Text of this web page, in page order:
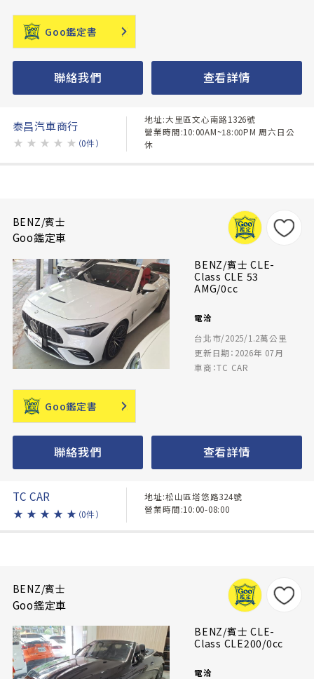
Goo鑑定書
聯絡我們 查看詳情
泰昌汽車商行
★ ★ ★ ★ ★ （0件）
地址:大里區文心南路1326號
營業時間:10:00AM~18:00PM 周六日公
休
BENZ/賓士
Goo鑑定車
BENZ/賓士 CLE-
Class CLE 53
AMG/0cc
電洽
台北市/2025/1.2萬公里
更新日期：2026年 07月
車商：TC CAR
Goo鑑定書
聯絡我們 查看詳情
TC CAR
★ ★ ★ ★ ★ （0件）
地址:松山區塔悠路324號
營業時間:10:00-08:00
BENZ/賓士
Goo鑑定車
BENZ/賓士 CLE-
Class CLE200/0cc
電洽